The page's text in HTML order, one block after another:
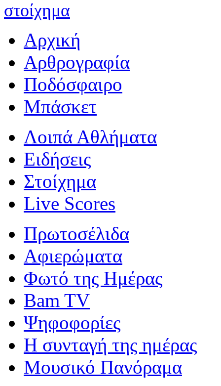
στοίχημα
Αρχική
Αρθρογραφία
Ποδόσφαιρο
Μπάσκετ
Λοιπά Αθλήματα
Ειδήσεις
Στοίχημα
Live Scores
Πρωτοσέλιδα
Αφιερώματα
Φωτό της Ημέρας
Bam TV
Ψηφοφορίες
Η συνταγή της ημέρας
Μουσικό Πανόραμα